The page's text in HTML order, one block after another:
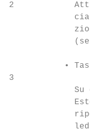
2
•
3
Su